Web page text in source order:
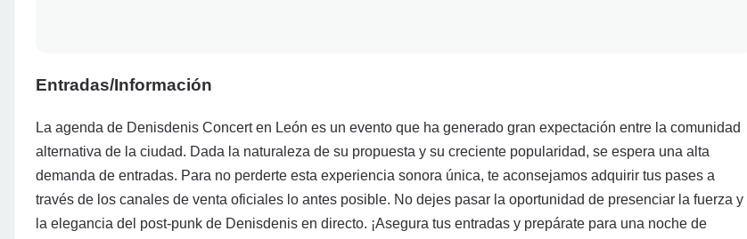
Entradas/Información
La agenda de Denisdenis Concert en León es un evento que ha generado gran expectación entre la comunidad
alternativa de la ciudad. Dada la naturaleza de su propuesta y su creciente popularidad, se espera una alta
demanda de entradas. Para no perderte esta experiencia sonora única, te aconsejamos adquirir tus pases a
través de los canales de venta oficiales lo antes posible. No dejes pasar la oportunidad de presenciar la fuerza y
la elegancia del post-punk de Denisdenis en directo. ¡Asegura tus entradas y prepárate para una noche de